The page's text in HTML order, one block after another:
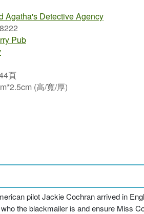
Agatha's Detective Agency
Pub
頁
(高/寬/厚)
pilot Jackie Cochran arrived in
the blackmailer is and ensure Miss